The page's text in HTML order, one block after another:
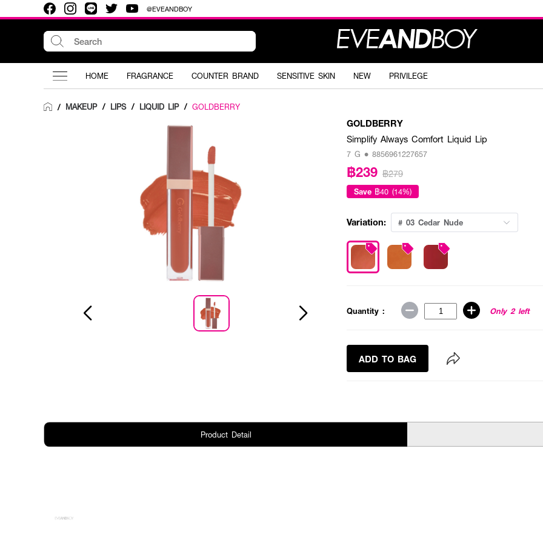
@EVEANDBOY
HOME FRAGRANCE COUNTER BRAND SENSITIVE SKIN NEW PRIVILEGE
/ MAKEUP / LIPS / LIQUID LIP / GOLDBERRY
GOLDBERRY
Simplify Always Comfort Liquid Lip
7 G • 8856961227657
฿239 ฿279
Save ฿40 (14%)
Variation: # 03 Cedar Nude
Quantity : Only 2 left
ADD TO BAG
Product Detail